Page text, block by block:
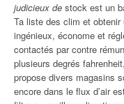
judicieux de stock est un
Ta liste des clim et
ingénieux, économe et
contactés par contre
plusieurs degrés
propose divers magasins
encore dans le flux d’air